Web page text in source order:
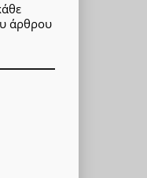
άρθρου